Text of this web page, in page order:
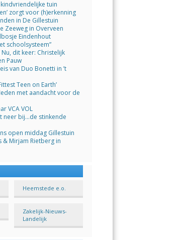
tuin
zorgt voor (h)erkenning
in De Gillestuin
Zeeweg in Overveen
Eindenhout
schoolsysteem”
Nu, dit keer: Christelijk
Pauw
van Duo Bonetti in ’t
Teen on Earth’
met aandacht voor de
VCA VOL
neer bij…de stinkende
open middag Gillestuin
& Mirjam Rietberg in
Heemstede e.o.
Zakelijk-Nieuws-
Landelijk